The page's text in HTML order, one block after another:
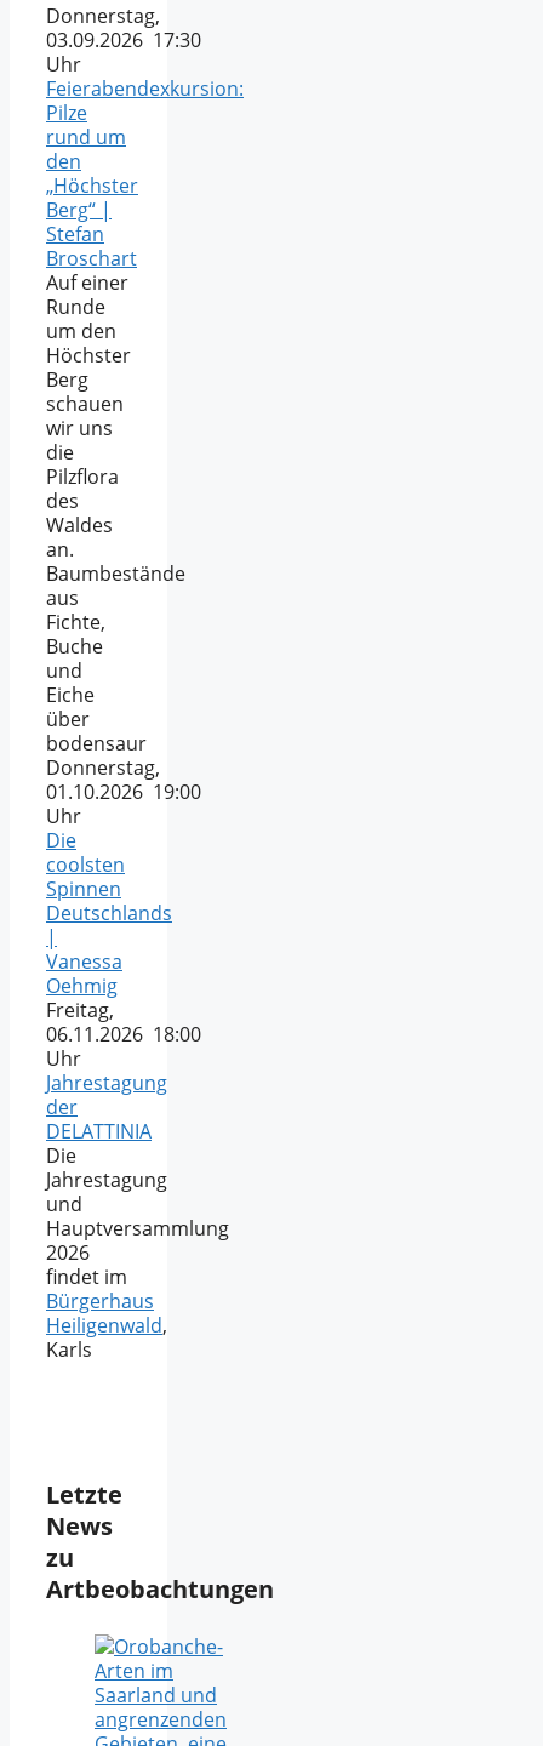
Donnerstag,
03.09.2026 17:30
Uhr
Feierabendexkursion:
Pilze
rund um
den
„Höchster
Berg“ |
Stefan
Broschart
Auf einer
Runde
um den
Höchster
Berg
schauen
wir uns
die
Pilzflora
des
Waldes
an.
Baumbestände
aus
Fichte,
Buche
und
Eiche
über
bodensaur
Donnerstag,
01.10.2026 19:00
Uhr
Die
coolsten
Spinnen
Deutschlands
|
Vanessa
Oehmig
Freitag,
06.11.2026 18:00
Uhr
Jahrestagung
der
DELATTINIA
Die
Jahrestagung
und
Hauptversammlung
2026
findet im
Bürgerhaus
Heiligenwald,
Karls
Letzte
News
zu
Artbeobachtungen